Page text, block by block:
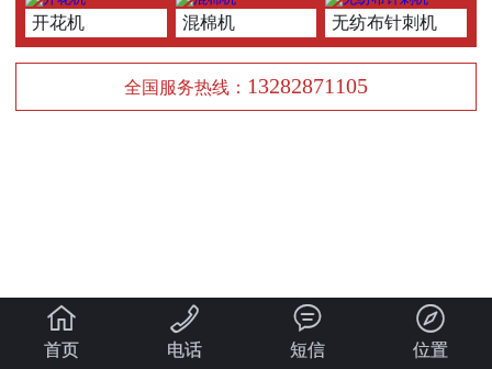
开花机 混棉机 无纺布针刺机
全国服务热线： 13282871105

首页

电话

短信

位置